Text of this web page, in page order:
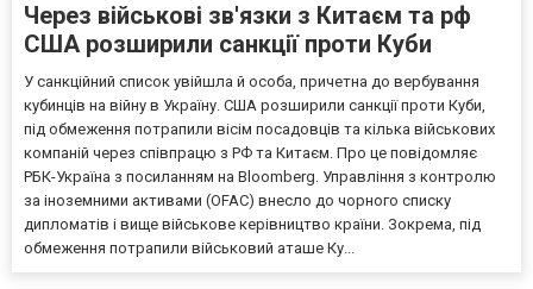
Через військові зв'язки з Китаєм та рф
США розширили санкції проти Куби
У санкційний список увійшла й особа, причетна до вербування
кубинців на війну в Україну. США розширили санкції проти Куби,
під обмеження потрапили вісім посадовців та кілька військових
компаній через співпрацю з РФ та Китаєм. Про це повідомляє
РБК-Україна з посиланням на Bloomberg. Управління з контролю
за іноземними активами (OFAC) внесло до чорного списку
дипломатів і вище військове керівництво країни. Зокрема, під
обмеження потрапили військовий аташе Ку...